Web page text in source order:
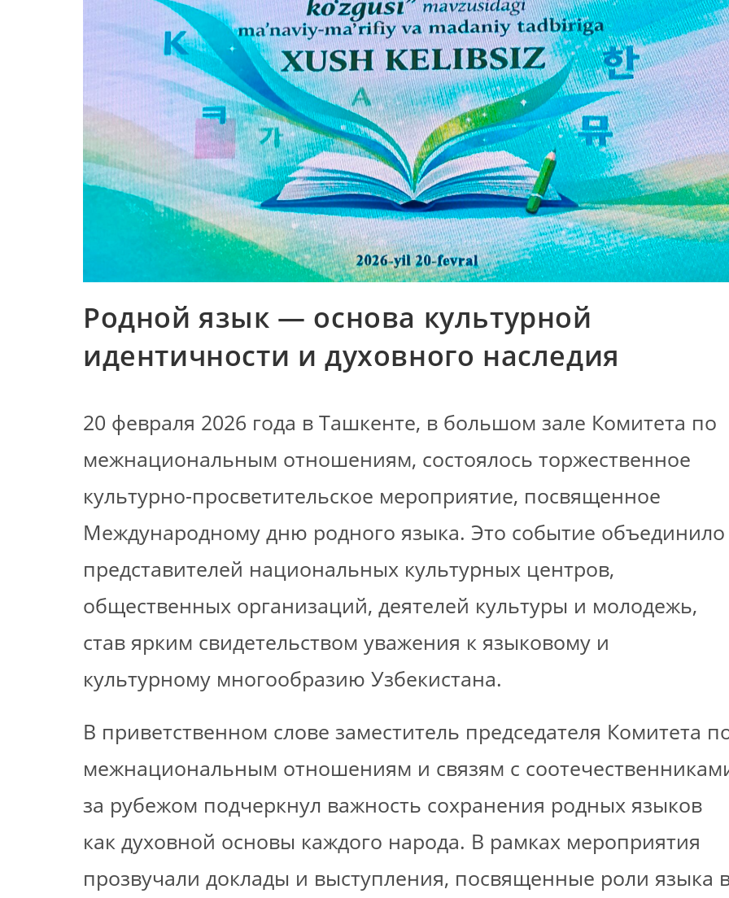
Родной язык — основа культурной
идентичности и духовного наследия
20 февраля 2026 года в Ташкенте, в большом зале Комитета по
межнациональным отношениям, состоялось торжественное
культурно-просветительское мероприятие, посвященное
Международному дню родного языка. Это событие объединило
представителей национальных культурных центров,
общественных организаций, деятелей культуры и молодежь,
став ярким свидетельством уважения к языковому и
культурному многообразию Узбекистана.
В приветственном слове заместитель председателя Комитета
межнациональным отношениям и связям с
за рубежом подчеркнул важность сохранения родных языков
как духовной основы каждого народа. В рамках мероприятия
прозвучали доклады и выступления, посвященные роли языка